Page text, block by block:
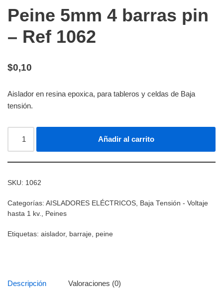
Peine 5mm 4 barras pin
– Ref 1062
$0,10
Aislador en resina epoxica, para tableros y celdas de Baja
tensión.
Añadir al carrito
SKU: 1062
Categorías: AISLADORES ELÉCTRICOS Baja Tensión - Voltaje
hasta 1 kv.
Peines
Etiquetas: aislador, barraje peine
Descripción Valoraciones (0)